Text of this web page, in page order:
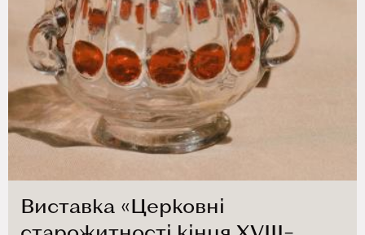
Виставка «Церковні